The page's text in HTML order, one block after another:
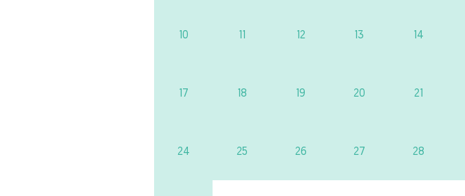
10 11 12 13 14
17 18 19 20 21
24 25 26 27 28